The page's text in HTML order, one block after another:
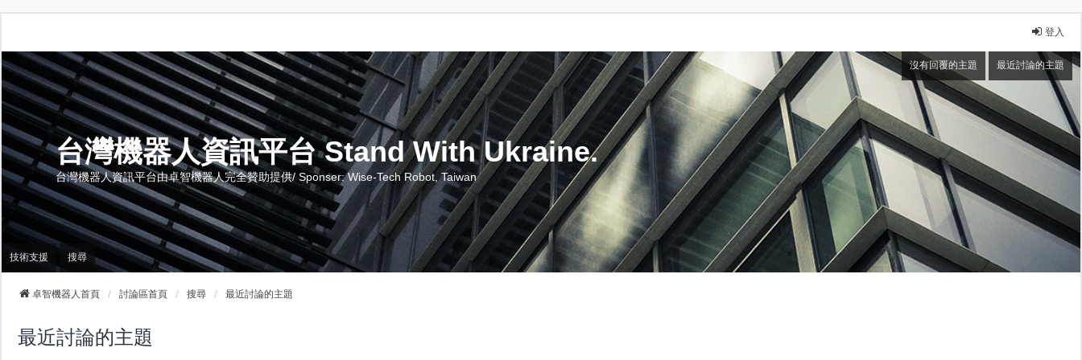
登入
沒有回覆的主題 最近討論的主題
台灣機器人資訊平台 Stand With Ukraine.
台灣機器人資訊平台由卓智機器人完全贊助提供/ Sponser: Wise-Tech Robot, Taiwan
技術支援 搜尋
卓智機器人首頁 討論區首頁 搜尋 最近討論的主題
最近討論的主題